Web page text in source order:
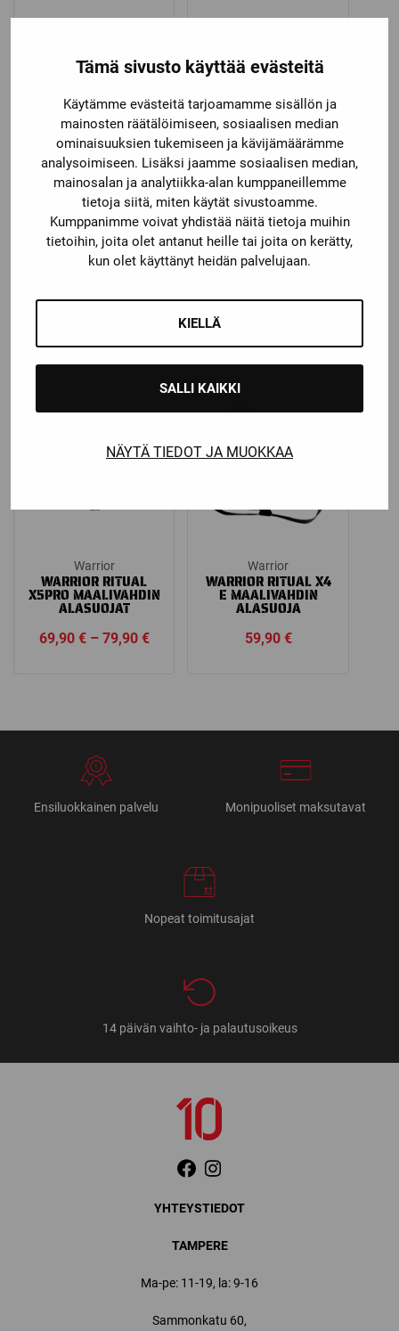
Tämä sivusto käyttää evästeitä
Käytämme evästeitä tarjoamamme sisällön ja
mainosten räätälöimiseen, sosiaalisen median
ominaisuuksien tukemiseen ja kävijämäärämme
analysoimiseen. Lisäksi jaamme sosiaalisen median,
mainosalan ja analytiikka-alan kumppaneillemme
tietoja siitä, miten käytät sivustoamme.
Kumppanimme voivat yhdistää näitä tietoja muihin
tietoihin, joita olet antanut heille tai joita on kerätty,
kun olet käyttänyt heidän palvelujaan.
KIELLÄ
SALLI KAIKKI
NÄYTÄ TIEDOT JA MUOKKAA
Warrior
ALASUOJAT
Price
range:
through
59,90 €
Warrior
ALASUOJA
89,00
range:
89,00 €
99,00 €
Warrior
WARRIOR RITUAL
X5PRO MAALIVAHDIN
ALASUOJAT
69,90 € – 79,90 €Price
Warrior
WARRIOR RITUAL X4
E MAALIVAHDIN
ALASUOJA
59,90 €
Ensiluokkainen palvelu Monipuoliset maksutavat
Nopeat toimitusajat
14 päivän vaihto- ja palautusoikeus
YHTEYSTIEDOT
TAMPERE
Ma-pe: 11-19, la: 9-16
Sammonkatu 60,